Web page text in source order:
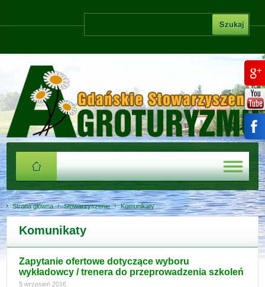
Strona główna Stowarzyszenie Komunikaty
Komunikaty
Zapytanie ofertowe dotyczące wyboru
wykładowcy / trenera do przeprowadzenia szkoleń
5 wrzesień 2016